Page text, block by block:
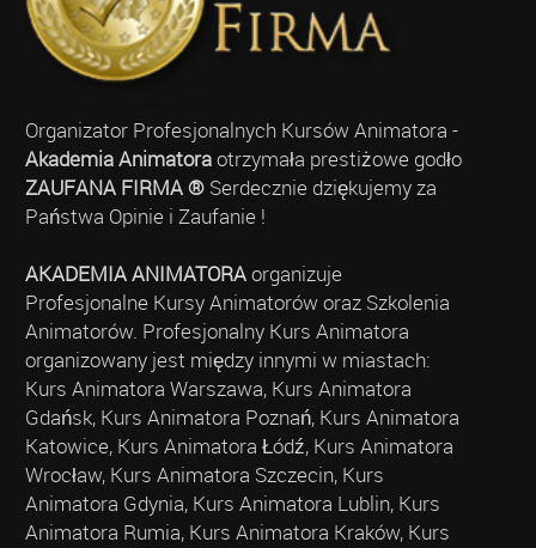
Organizator Profesjonalnych Kursów Animatora -
Akademia Animatoraotrzymała prestiżowe godło
ZAUFANA FIRMA ®Serdecznie dziękujemy za
Państwa Opinie i Zaufanie !
AKADEMIA ANIMATORAorganizuje
Profesjonalne Kursy Animatorów oraz Szkolenia
Animatorów. Profesjonalny Kurs Animatora
organizowany jest między innymi w miastach:
Kurs Animatora Warszawa, Kurs Animatora
Gdańsk, Kurs Animatora Poznań, Kurs Animatora
Katowice, Kurs Animatora Łódź, Kurs Animatora
Wrocław, Kurs Animatora Szczecin, Kurs
Animatora Gdynia, Kurs Animatora Lublin, Kurs
Animatora Rumia, Kurs Animatora Kraków, Kurs